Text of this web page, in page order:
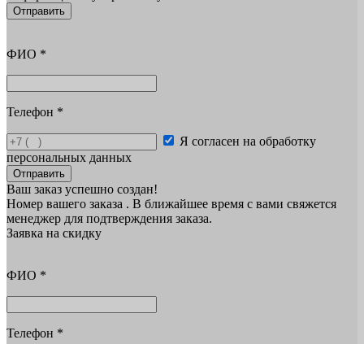
Отправить
ФИО *
Телефон *
Я согласен на обработку
персональных данных
Отправить
Ваш заказ успешно создан!
Номер вашего заказа . В ближайшее время с вами свяжется
менеджер для подтверждения заказа.
Заявка на скидку
ФИО *
Телефон *